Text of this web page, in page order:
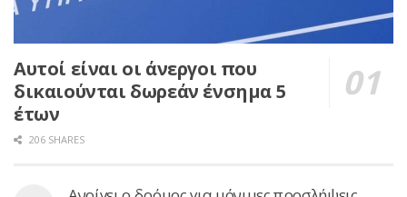
Αυτοί είναι οι άνεργοι που
δικαιούνται δωρεάν ένσημα 5
έτων
206 SHARES